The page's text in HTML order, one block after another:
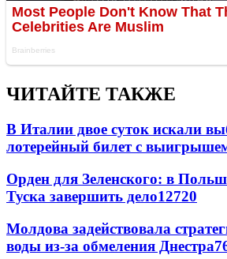
ЧИТАЙТЕ ТАКЖЕ
В Италии двое суток искали
лотерейный билет с
Орден для Зеленского: в
Туска завершить дело12720
Молдова задействовала
воды из-за обмеления Днестра